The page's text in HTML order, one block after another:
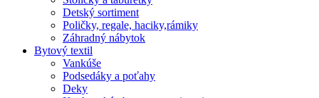
Detský sortiment
Poličky, regale, haciky,rámiky
Záhradný nábytok
Bytový textil
Vankúše
Podsedáky a poťahy
Deky